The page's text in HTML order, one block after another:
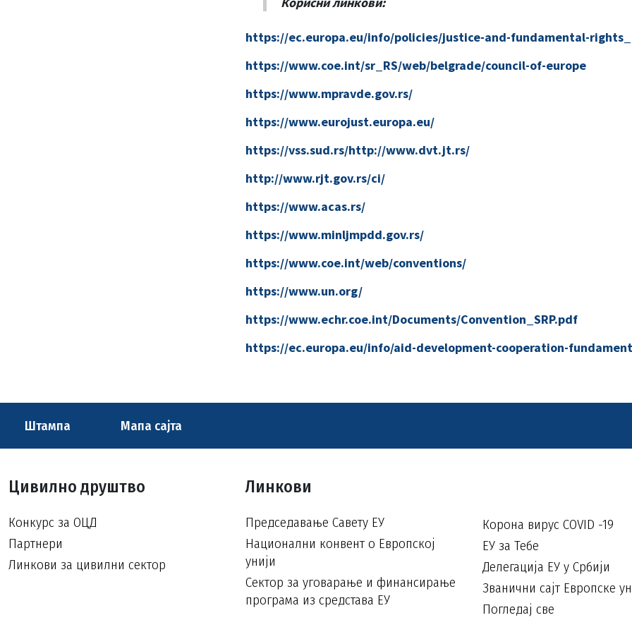
https://ec.europa.eu/info/policies/justice-and-fundamental-
https://www.coe.int/sr_RS/web/belgrade/council-of-europe
https://www.mpravde.gov.rs/
https://www.eurojust.europa.eu/
https://vss.sud.rs/http://www.dvt.jt.rs/
http://www.rjt.gov.rs/ci/
https://www.acas.rs/
https://www.minljmpdd.gov.rs/
https://www.coe.int/web/conventions/
https://www.un.org/
https://www.echr.coe.int/Documents/Convention_SRP.pdf
https://ec.europa.eu/info/aid-development-cooperation-
Штампа Мапа сајта
Цивилно друштво
Конкурс за ОЦД
Партнери
Линкови за цивилни сектор
Линкови
Председавање Савету ЕУ
Национални конвент о Европској
унији
Сектор за уговарање и финансирање
програма из средстава ЕУ
Корона вирус COVID -19
ЕУ за Тебе
Делегација ЕУ у Србији
Званични сајт Европске
Погледај све